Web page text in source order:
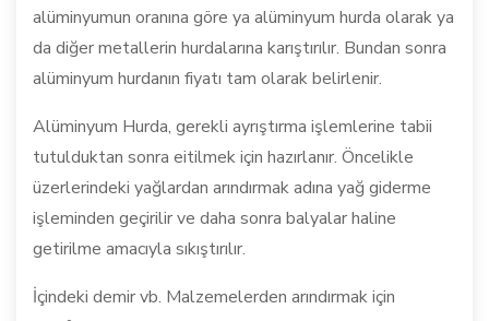
alüminyumun oranına göre ya alüminyum hurda olarak ya
da diğer metallerin hurdalarına karıştırılır. Bundan sonra
alüminyum hurdanın fiyatı tam olarak belirlenir.
Alüminyum Hurda, gerekli ayrıştırma işlemlerine tabii
tutulduktan sonra eitilmek için hazırlanır. Öncelikle
üzerlerindeki yağlardan arındırmak adına yağ giderme
işleminden geçirilir ve daha sonra balyalar haline
getirilme amacıyla sıkıştırılır.
İçindeki demir vb. Malzemelerden arındırmak için